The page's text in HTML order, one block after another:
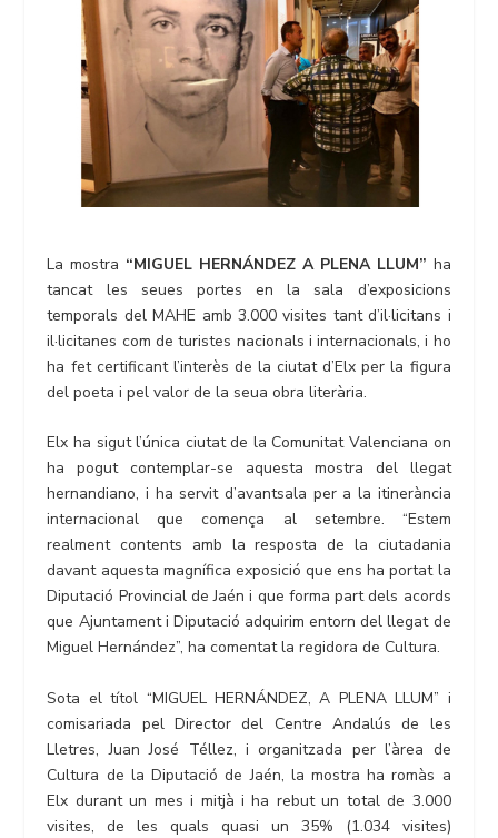
La mostra “MIGUEL HERNÁNDEZ A PLENA LLUM” ha
tancat les seues portes en la sala d’exposicions
temporals del MAHE amb 3.000 visites tant d’il·licitans i
il·licitanes com de turistes nacionals i internacionals, i ho
ha fet certificant l’interès de la ciutat d’Elx per la figura
del poeta i pel valor de la seua obra literària.
Elx ha sigut l’única ciutat de la Comunitat Valenciana on
ha pogut contemplar-se aquesta mostra del llegat
hernandiano, i ha servit d’avantsala per a la itinerància
internacional que comença al setembre. “Estem
realment contents amb la resposta de la ciutadania
davant aquesta magnífica exposició que ens ha portat la
Diputació Provincial de Jaén i que forma part dels acords
que Ajuntament i Diputació adquirim entorn del llegat de
Miguel Hernández”, ha comentat la regidora de Cultura.
Sota el títol “MIGUEL HERNÁNDEZ, A PLENA LLUM” i
comisariada pel Director del Centre Andalús de les
Lletres, Juan José Téllez, i organitzada per l’àrea de
Cultura de la Diputació de Jaén, la mostra ha romàs a
Elx durant un mes i mitjà i ha rebut un total de 3.000
visites, de les quals quasi un 35% (1.034 visites)